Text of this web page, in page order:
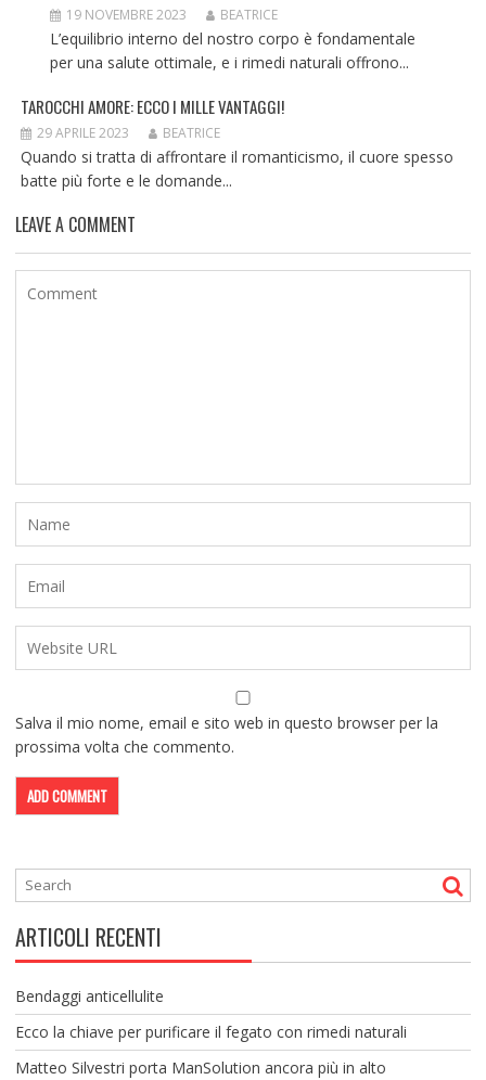
19 NOVEMBRE 2023 BEATRICE
L’equilibrio interno del nostro corpo è fondamentale
per una salute ottimale, e i rimedi naturali offrono...
TAROCCHI AMORE: ECCO I MILLE VANTAGGI!
29 APRILE 2023 BEATRICE
Quando si tratta di affrontare il romanticismo, il cuore spesso
batte più forte e le domande...
LEAVE A COMMENT
Salva il mio nome, email e sito web in questo browser per la
prossima volta che commento.
ARTICOLI RECENTI
Bendaggi anticellulite
Ecco la chiave per purificare il fegato con rimedi naturali
Matteo Silvestri porta ManSolution ancora più in alto